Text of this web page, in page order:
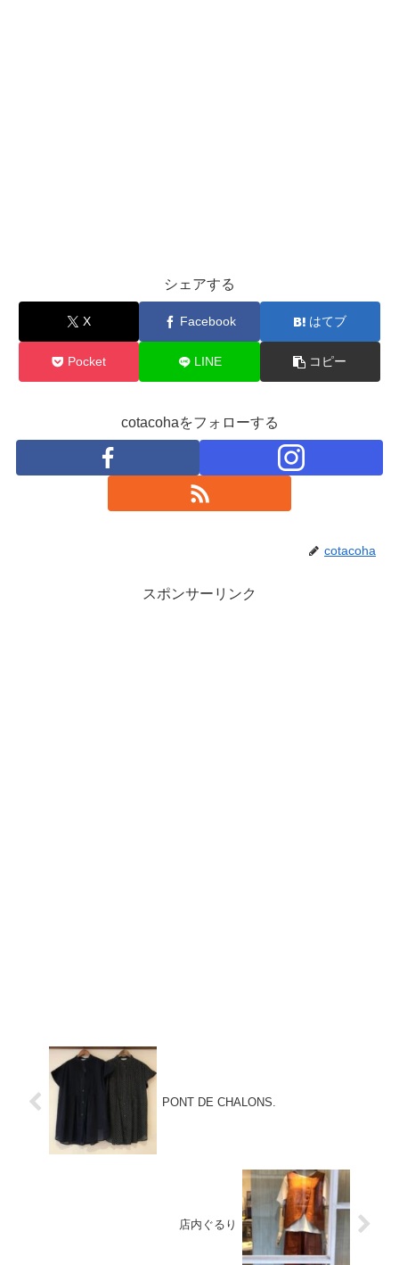
シェアする
X Facebook はてブ
Pocket LINE コピー
cotacohaをフォローする
cotacoha
スポンサーリンク
PONT DE CHALONS.
店内ぐるり